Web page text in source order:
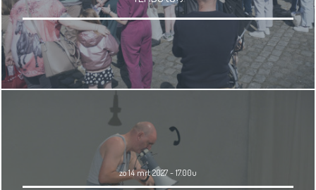
zo 14 mrt 2027 - 17.00u